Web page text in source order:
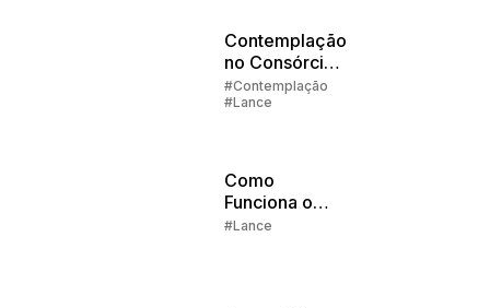
Contemplação
no Consórcio
Parte 2:
Sorteios e
#Contemplação
#Lance
Como
Funciona o
Lance
#Lance